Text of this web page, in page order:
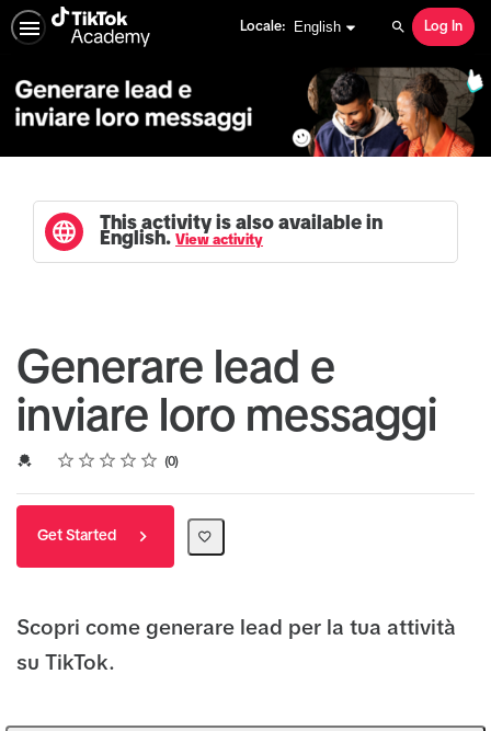
Locale:
English selected English Search
Log In
This activity is also available in
English. View activity
Generare lead e
inviare loro messaggi
Credential For Completion
Rating
1 star
2 stars
3 stars
4 stars
5 stars
Average rating: 0 0
No reviews
Get Started
Scopri come generare lead per la tua attività
su TikTok.